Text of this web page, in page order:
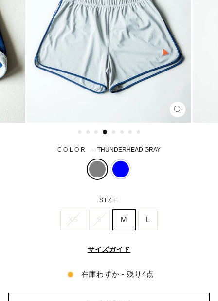
CLOSE
(ESC)
COLOR—THUNDERHEAD GRAY
SIZE
XS S M L
サイズガイド
在庫わずか - 残り4点